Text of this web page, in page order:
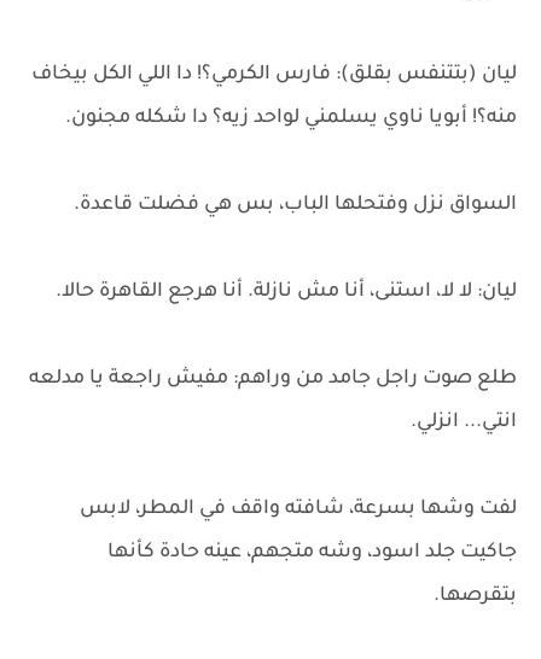
ليان (بتتنفس بقلق): فارس الكرمي؟! دا اللي الكل بيخاف
منه؟! أبويا ناوي يسلمني لواحد زيه؟ دا شكله مجنون.
السواق نزل وفتحلها الباب، بس هي فضلت قاعدة.
ليان: لا لا، استنى، أنا مش نازلة. أنا هرجع القاهرة حالا.
طلع صوت راجل جامد من وراهم: مفيش راجعة يا مدلعه
انتي... انزلي.
لفت وشها بسرعة، شافته واقف في المطر، لابس
جاكيت جلد اسود، وشه متجهم، عينه حادة كأنها
بتقرصها.